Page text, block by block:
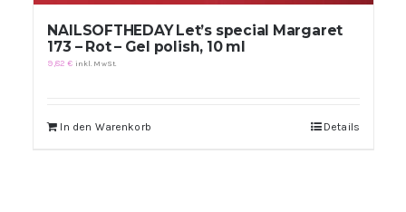
NAILSOFTHEDAY Let’s special Margaret
173 – Rot – Gel polish, 10 ml
9,82€ inkl. MwSt.
In den Warenkorb Details